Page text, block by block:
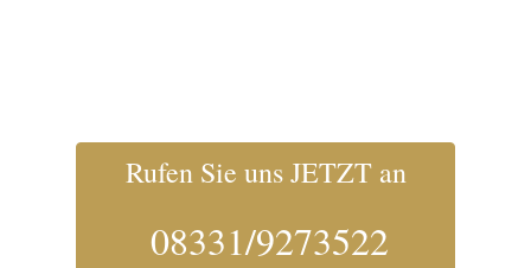
Rufen Sie uns JETZT an
08331/9273522